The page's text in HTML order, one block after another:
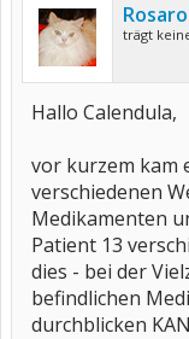
trägt
Hallo Calendula,
vor kurzem kam
verschiedenen
Medikamenten
Patient 13
dies - bei der
befindlichen
durchblicken